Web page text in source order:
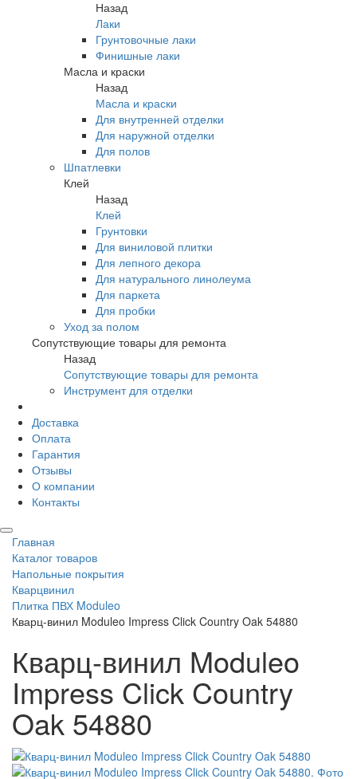
Назад
Лаки
Грунтовочные лаки
Финишные лаки
Масла и краски
Назад
Масла и краски
Для внутренней отделки
Для наружной отделки
Для полов
Шпатлевки
Клей
Назад
Клей
Грунтовки
Для виниловой плитки
Для лепного декора
Для натурального линолеума
Для паркета
Для пробки
Уход за полом
Сопутствующие товары для ремонта
Назад
Сопутствующие товары для ремонта
Инструмент для отделки
Доставка
Оплата
Гарантия
Отзывы
О компании
Контакты
Главная
Каталог товаров
Напольные покрытия
Кварцвинил
Плитка ПВХ Moduleo
Кварц-винил Moduleo Impress Click Country Oak 54880
Кварц-винил Moduleo
Impress Click Country
Oak 54880